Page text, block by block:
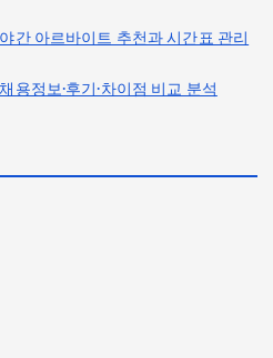
간 아르바이트 추천과 시간표 관리
용정보·후기·차이점 비교 분석